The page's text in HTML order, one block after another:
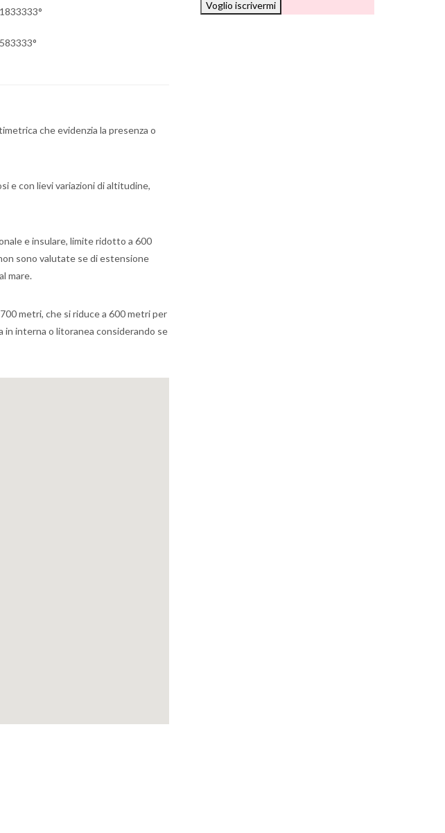
che evidenzia la presenza o
e con lievi variazioni di altitudine,
e insulare, limite ridotto a 600
sono valutate se di estensione
mare.
metri, che si riduce a 600 metri per
in interna o litoranea considerando se
Voglio iscrivermi